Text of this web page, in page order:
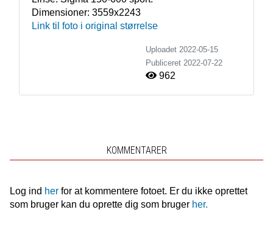
Dimensioner: 3559x2243
Link til foto i original størrelse
Uploadet 2022-05-15
Publiceret 2022-07-22
962
KOMMENTARER
Log ind herfor at kommentere fotoet. Er du ikke oprettet
som bruger kan du oprette dig som bruger her.